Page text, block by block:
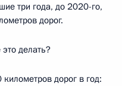
три года, до 2020-го,
дорог.
делать?
дорог в год: